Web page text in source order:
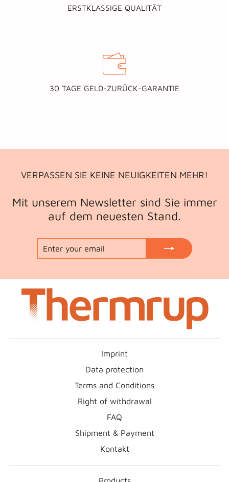
ERSTKLASSIGE QUALITÄT
30 TAGE GELD-ZURÜCK-GARANTIE
VERPASSEN SIE KEINE NEUIGKEITEN MEHR!
Mit unserem Newsletter sind Sie immer
auf dem neuesten Stand.
EMAIL
Imprint
Data protection
Terms and Conditions
Right of withdrawal
FAQ
Shipment & Payment
Kontakt